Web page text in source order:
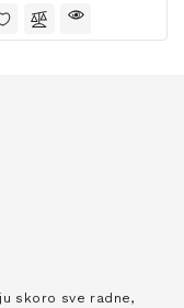
skoro sve radne,